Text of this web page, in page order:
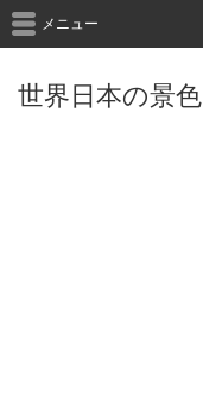
世界日本の景色
メニュー